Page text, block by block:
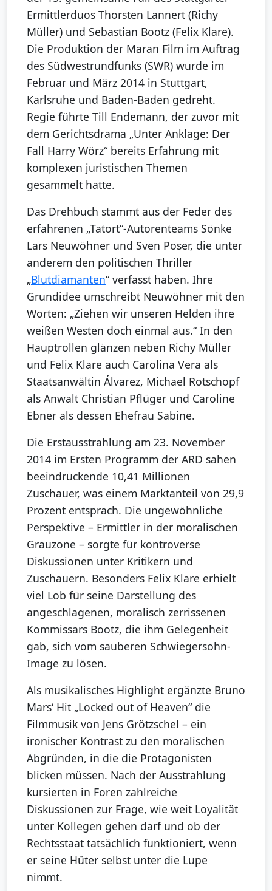
Ermittlerduos Thorsten Lannert (Richy
Müller) und Sebastian Bootz (Felix Klare).
Die Produktion der Maran Film im Auftrag
des Südwestrundfunks (SWR) wurde im
Februar und März 2014 in Stuttgart,
Karlsruhe und Baden-Baden gedreht.
Regie führte Till Endemann, der zuvor mit
dem Gerichtsdrama „Unter Anklage: Der
Fall Harry Wörz“ bereits Erfahrung mit
komplexen juristischen Themen
gesammelt hatte.
Das Drehbuch stammt aus der Feder des
erfahrenen „Tatort“-Autorenteams Sönke
Lars Neuwöhner und Sven Poser, die unter
anderem den politischen Thriller
„Blutdiamanten“ verfasst haben. Ihre
Grundidee umschreibt Neuwöhner mit den
Worten: „Ziehen wir unseren Helden ihre
weißen Westen doch einmal aus.“ In den
Hauptrollen glänzen neben Richy Müller
und Felix Klare auch Carolina Vera als
Staatsanwältin Álvarez, Michael Rotschopf
als Anwalt Christian Pflüger und Caroline
Ebner als dessen Ehefrau Sabine.
Die Erstausstrahlung am 23. November
2014 im Ersten Programm der ARD sahen
beeindruckende 10,41 Millionen
Zuschauer, was einem Marktanteil von 29,9
Prozent entsprach. Die ungewöhnliche
Perspektive – Ermittler in der moralischen
Grauzone – sorgte für kontroverse
Diskussionen unter Kritikern und
Zuschauern. Besonders Felix Klare erhielt
viel Lob für seine Darstellung des
angeschlagenen, moralisch zerrissenen
Kommissars Bootz, die ihm Gelegenheit
gab, sich vom sauberen Schwiegersohn-
Image zu lösen.
Als musikalisches Highlight ergänzte Bruno
Mars‘ Hit „Locked out of Heaven“ die
Filmmusik von Jens Grötzschel – ein
ironischer Kontrast zu den moralischen
Abgründen, in die die Protagonisten
blicken müssen. Nach der Ausstrahlung
kursierten in Foren zahlreiche
Diskussionen zur Frage, wie weit Loyalität
unter Kollegen gehen darf und ob der
Rechtsstaat tatsächlich funktioniert, wenn
er seine Hüter selbst unter die Lupe
nimmt.